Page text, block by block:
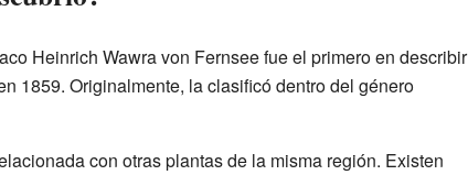
Heinrich Wawra von Fernsee fue el primero en describir
1859. Originalmente, la clasificó dentro del género
con otras plantas de la misma región. Existen